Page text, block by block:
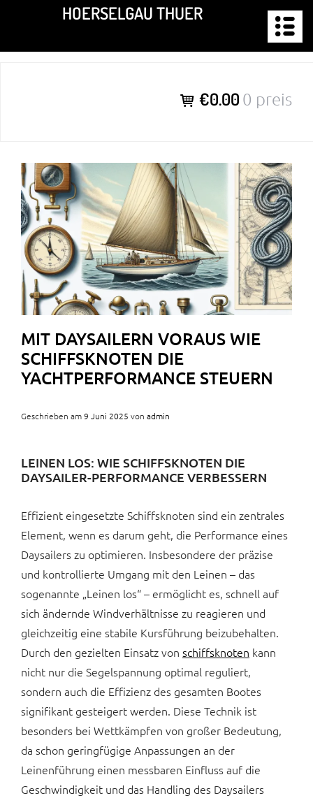
springen
HOERSELGAU THUER
€0.00 0 preis
MIT DAYSAILERN VORAUS WIE
SCHIFFSKNOTEN DIE
YACHTPERFORMANCE STEUERN
Geschrieben am9 Juni 2025 von admin
LEINEN LOS: WIE SCHIFFSKNOTEN DIE
DAYSAILER-PERFORMANCE VERBESSERN
Effizient eingesetzte Schiffsknoten sind ein zentrales
Element, wenn es darum geht, die Performance eines
Daysailers zu optimieren. Insbesondere der präzise
und kontrollierte Umgang mit den Leinen – das
sogenannte „Leinen los“ – ermöglicht es, schnell auf
sich ändernde Windverhältnisse zu reagieren und
gleichzeitig eine stabile Kursführung beizubehalten.
Durch den gezielten Einsatz von schiffsknoten kann
nicht nur die Segelspannung optimal reguliert,
sondern auch die Effizienz des gesamten Bootes
signifikant gesteigert werden. Diese Technik ist
besonders bei Wettkämpfen von großer Bedeutung,
da schon geringfügige Anpassungen an der
Leinenführung einen messbaren Einfluss auf die
Geschwindigkeit und das Handling des Daysailers